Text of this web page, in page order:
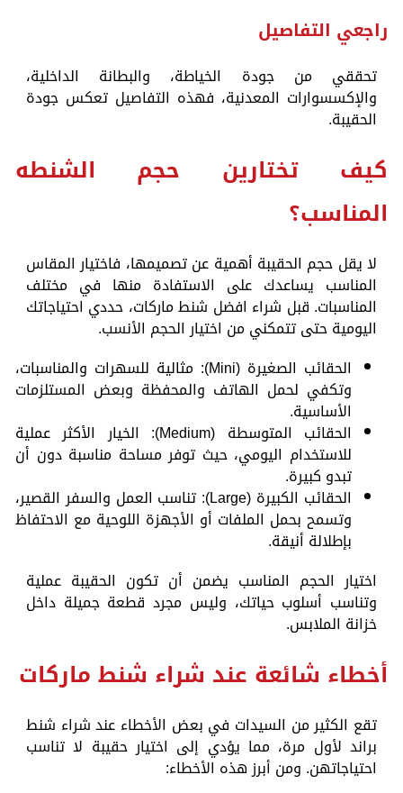
راجعي التفاصيل
تحققي من جودة الخياطة، والبطانة الداخلية،
والإكسسوارات المعدنية، فهذه التفاصيل تعكس جودة
الحقيبة.
كيف تختارين حجم الشنطه
المناسب؟
لا يقل حجم الحقيبة أهمية عن تصميمها، فاختيار المقاس
المناسب يساعدك على الاستفادة منها في مختلف
المناسبات. قبل شراء افضل شنط ماركات، حددي احتياجاتك
اليومية حتى تتمكني من اختيار الحجم الأنسب.
الحقائب الصغيرة (Mini): مثالية للسهرات والمناسبات،
وتكفي لحمل الهاتف والمحفظة وبعض المستلزمات
الأساسية.
الحقائب المتوسطة (Medium): الخيار الأكثر عملية
للاستخدام اليومي، حيث توفر مساحة مناسبة دون أن
تبدو كبيرة.
الحقائب الكبيرة (Large): تناسب العمل والسفر القصير،
وتسمح بحمل الملفات أو الأجهزة اللوحية مع الاحتفاظ
بإطلالة أنيقة.
اختيار الحجم المناسب يضمن أن تكون الحقيبة عملية
وتناسب أسلوب حياتك، وليس مجرد قطعة جميلة داخل
خزانة الملابس.
أخطاء شائعة عند شراء شنط ماركات
تقع الكثير من السيدات في بعض الأخطاء عند شراء شنط
براند لأول مرة، مما يؤدي إلى اختيار حقيبة لا تناسب
احتياجاتهن. ومن أبرز هذه الأخطاء: